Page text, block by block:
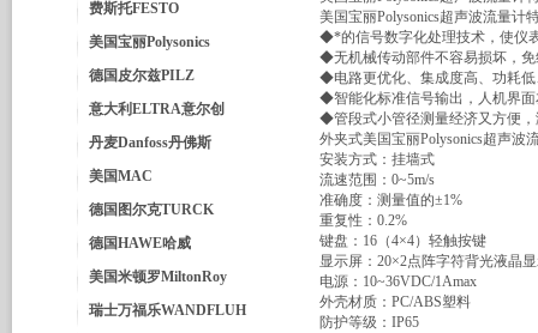
费斯托FESTO
美国宝丽Polysonics
德国皮尔兹PILZ
意大利ELTRA意尔创
丹麦Danfoss丹佛斯
美国MAC
德国图尔克TURCK
德国HAWE哈威
美国米顿罗MiltonRoy
瑞士万福乐WANDFLUH
美国宝丽Polysonics超声波流量计
◆*的信号数字化处理技术，使仪
◆无机械传动部件不容易损坏，
◆电路更优化、集成度高、功耗
◆智能化标准信号输出，人机界
◆管段式小管径测量经济又方便
外夹式美国宝丽Polysonics超声波
安装方式：挂墙式
流速范围：0~5m/s
准确度：测量值的±1%
重复性：0.2%
键盘：16（4×4）轻触按键
显示屏：20×2点阵字符背光液晶
电源：10~36VDC/1Amax
外壳材质：PC/ABS塑料
防护等级：IP65